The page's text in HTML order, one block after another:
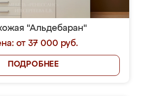
"Альдебаран"
от 37 000 руб.
ПОДРОБНЕЕ